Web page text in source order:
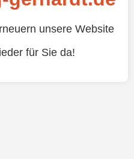
unsere Website
für Sie da!